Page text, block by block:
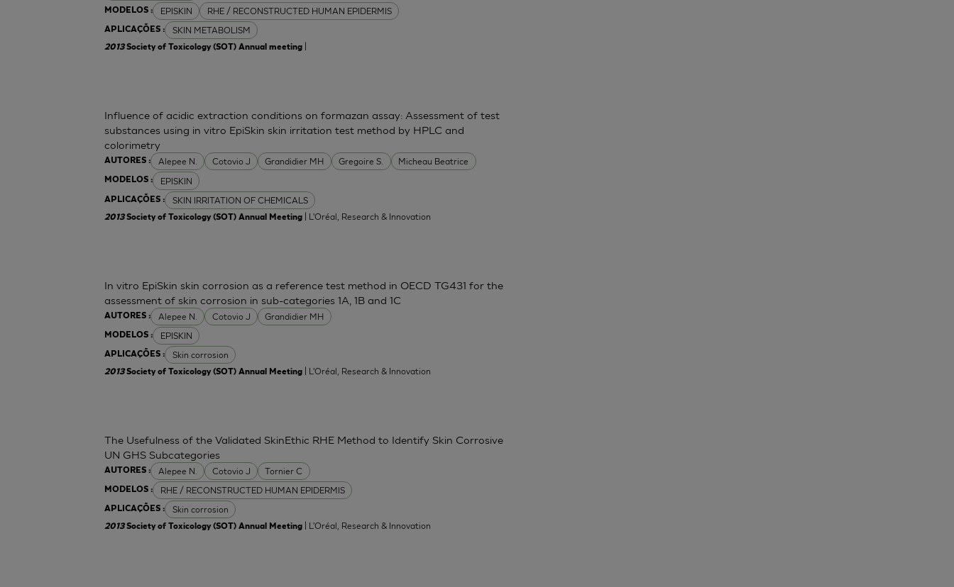
MODELOS : EPISKIN RHE / RECONSTRUCTED HUMAN EPIDERMIS
APLICAÇÕES : SKIN METABOLISM
2013Society of Toxicology (SOT) Annual meeting
AUTORES : Alepee N. Cotovio J Grandidier MH Gregoire S. Micheau Beatrice
MODELOS : EPISKIN
APLICAÇÕES : SKIN IRRITATION OF CHEMICALS
Influence of acidic extraction conditions on formazan assay: Assessment of test
substances using in vitro EpiSkin skin irritation test method by HPLC and
colorimetry
2013Society of Toxicology (SOT) Annual Meeting | L'Oréal, Research & Innovation
AUTORES : Alepee N. Cotovio J Grandidier MH
MODELOS : EPISKIN
APLICAÇÕES : Skin corrosion
In vitro EpiSkin skin corrosion as a reference test method in OECD TG431 for the
assessment of skin corrosion in sub-categories 1A, 1B and 1C
2013Society of Toxicology (SOT) Annual Meeting | L'Oréal, Research & Innovation
AUTORES : Alepee N. Cotovio J Tornier C
MODELOS : RHE / RECONSTRUCTED HUMAN EPIDERMIS
APLICAÇÕES : Skin corrosion
The Usefulness of the Validated SkinEthic RHE Method to Identify Skin Corrosive
UN GHS Subcategories
2013Society of Toxicology (SOT) Annual Meeting | L'Oréal, Research & Innovation